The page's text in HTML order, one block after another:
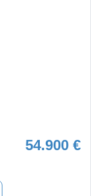
54.900 €